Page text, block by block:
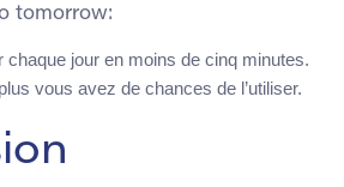
chaque jour en moins de cinq minutes.
vous avez de chances de l’utiliser.